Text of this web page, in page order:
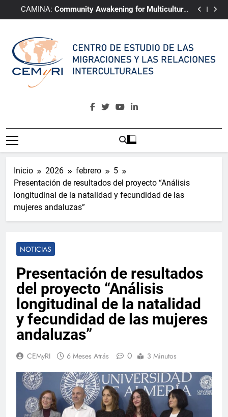
al
CAMINA: Community Awakening for Multicultural
Integrative Narrative of Almería
ePRI4ALL
CAMINA:Community Awakening for Multicultural
Integrative Narrative of Almería
ePRI4ALL
Centro De Estudio De Las Migraciones Y Las Relaciones
Inicio 2026 febrero
5
Presentación de resultados del proyecto “Análisis
longitudinal de la natalidad y fecundidad de las
mujeres andaluzas”
NOTICIAS
Presentación de resultados
del proyecto “Análisis
longitudinal de la natalidad
y fecundidad de las mujeres
andaluzas”
CEMyRI 6 Meses Atrás 0 3 Minutos